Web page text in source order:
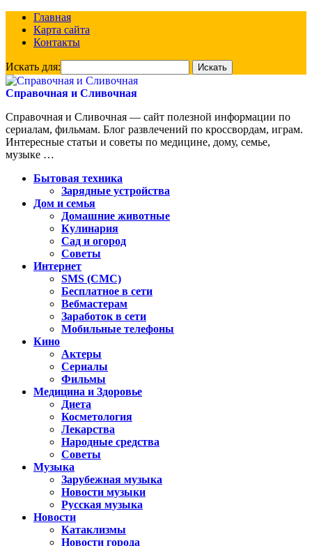
Главная
Карта сайта
Контакты
Искать для:
Справочная и Сливочная
Справочная и Сливочная — сайт полезной информации по
сериалам, фильмам. Блог развлечений по кроссвордам, играм.
Интересные статьи и советы по медицине, дому, семье,
музыке …
Бытовая техника
Зарядные устройства
Дом и семья
Домашние животные
Кулинария
Сад и огород
Советы
Интернет
SMS (СМС)
Бесплатное в сети
Вебмастерам
Заработок в сети
Мобильные телефоны
Кино
Актеры
Сериалы
Фильмы
Медицина и Здоровье
Диета
Косметология
Лекарства
Народные средства
Советы
Музыка
Зарубежная музыка
Новости музыки
Русская музыка
Новости
Катаклизмы
Новости города